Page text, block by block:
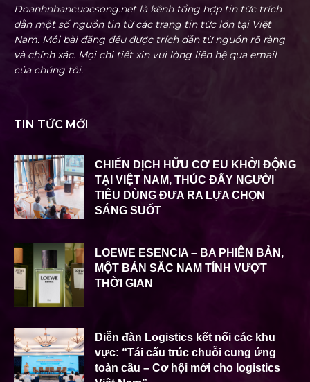
Doanhnhancuocsong.net là kênh tổng hợp tin tức trích
dẫn một số nguồn tin từ các trang tin tức lớn tại Việt
Nam. Mỗi bài đăng đều được trích dẫn từ nguồn rõ ràng
và chính xác. Mọi chi tiết xin vui lòng liên hệ qua email
của chúng tôi.
TIN TỨC MỚI
CHIẾN DỊCH HỮU CƠ EU KHỞI ĐỘNG
TẠI VIỆT NAM, THÚC ĐẨY NGƯỜI
TIÊU DÙNG ĐƯA RA LỰA CHỌN
SÁNG SUỐT
LOEWE ESENCIA – BA PHIÊN BẢN,
MỘT BẢN SẮC NAM TÍNH VƯỢT
THỜI GIAN
Diễn đàn Logistics kết nối các khu
vực: “Tái cấu trúc chuỗi cung ứng
toàn cầu – Cơ hội mới cho logistics